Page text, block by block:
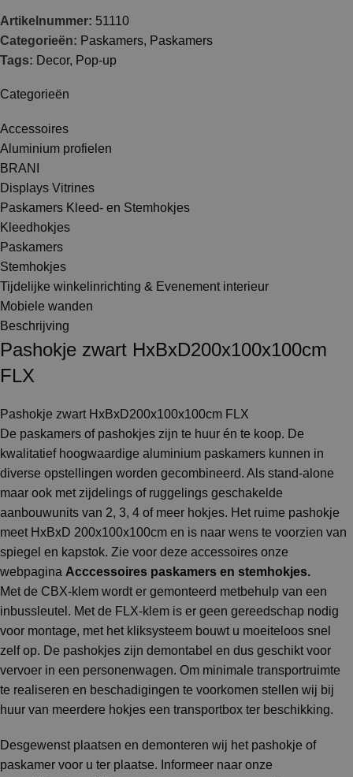
Categorieën
Accessoires
Aluminium profielen
BRANI
Displays Vitrines
Paskamers Kleed- en Stemhokjes
Kleedhokjes
Paskamers
Stemhokjes
Tijdelijke winkelinrichting & Evenement interieur
Mobiele wanden
Artikelnummer: 51110
Categorieën: Paskamers, Paskamers
Tags: Decor, Pop-up
Beschrijving
Pashokje zwart HxBxD200x100x100cm
FLX
Pashokje zwart HxBxD200x100x100cm FLX
De paskamers of pashokjes zijn te huur én te koop. De
kwalitatief hoogwaardige aluminium paskamers kunnen in
diverse opstellingen worden gecombineerd. Als stand-alone
maar ook met zijdelings of ruggelings geschakelde
aanbouwunits van 2, 3, 4 of meer hokjes. Het ruime pashokje
meet HxBxD 200x100x100cm en is naar wens te voorzien van
spiegel en kapstok. Zie voor deze accessoires onze
webpagina Acccessoires paskamers en stemhokjes.
Met de CBX-klem wordt er gemonteerd metbehulp van een
inbussleutel. Met de FLX-klem is er geen gereedschap nodig
voor montage, met het kliksysteem bouwt u moeiteloos snel
zelf op. De pashokjes zijn demontabel en dus geschikt voor
vervoer in een personenwagen. Om minimale transportruimte
te realiseren en beschadigingen te voorkomen stellen wij bij
huur van meerdere hokjes een transportbox ter beschikking.
Desgewenst plaatsen en demonteren wij het pashokje of
paskamer voor u ter plaatse. Informeer naar onze